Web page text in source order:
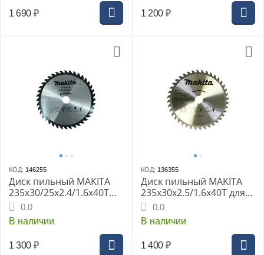
1 690 ₽ 1 200 ₽
КОД: 146255
Диск пильный MAKITA
235x30/25x2.4/1.6x40T
для дерева (D-81094)
0.0
В наличии
1 300 ₽
КОД: 136355
Диск пильный MAKITA
235x30x2.5/1.6x40T для
дерева (D-51465)
0.0
В наличии
1 400 ₽